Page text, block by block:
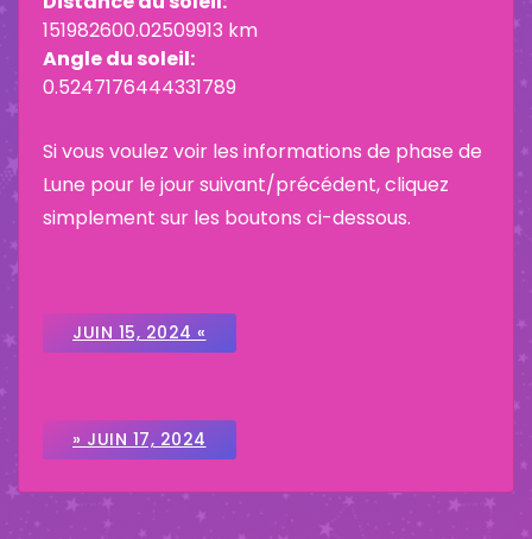
151982600.02509913 km
Angle du soleil:
0.5247176444331789
Si vous voulez voir les informations de phase de
Lune pour le jour suivant/précédent, cliquez
simplement sur les boutons ci-dessous.
JUIN 15, 2024 «
» JUIN 17, 2024